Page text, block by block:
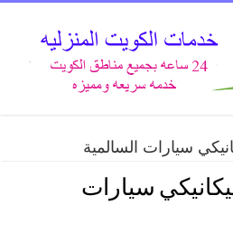
سيارات السالمية
سيارات